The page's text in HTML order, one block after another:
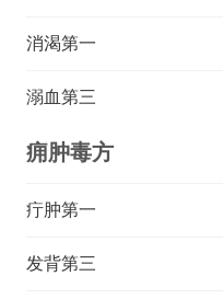
消渴第一
溺血第三
痈肿毒方
疔肿第一
发背第三